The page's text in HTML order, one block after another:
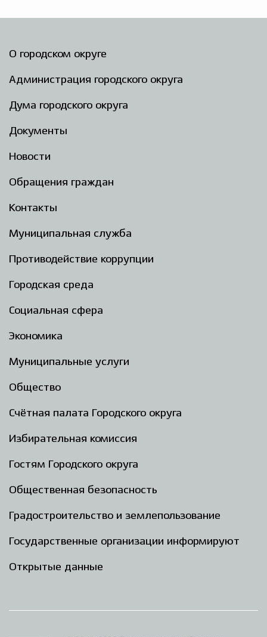
О городском округе
Администрация городского округа
Дума городского округа
Документы
Новости
Обращения граждан
Контакты
Муниципальная служба
Противодействие коррупции
Городская среда
Социальная сфера
Экономика
Муниципальные услуги
Общество
Счётная палата Городского округа
Избирательная комиссия
Гостям Городского округа
Общественная безопасность
Градостроительство и землепользование
Государственные организации информируют
Открытые данные